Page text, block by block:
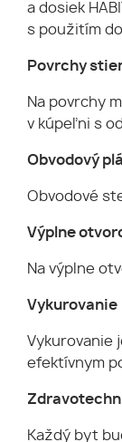
a dosiek
s použitím
Povrchy
Na povrchy
v kúpeľni s
Obvodový
Obvodové
Výplne
Na výplne
Vykurovanie
Vykurovanie
efektívnym
Každý byt